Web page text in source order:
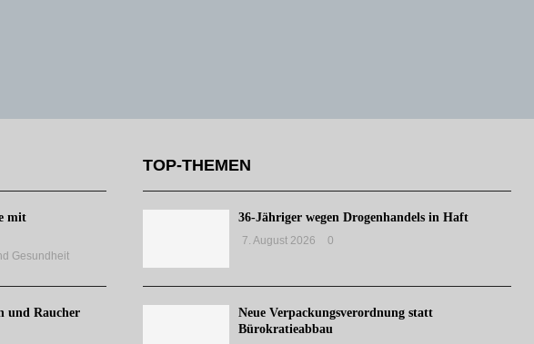
mit
Gesundheit
und Raucher
TOP-THEMEN
36-Jähriger wegen Drogenhandels in Haft
7. August 2026 0
Neue Verpackungsverordnung statt
Bürokratieabbau